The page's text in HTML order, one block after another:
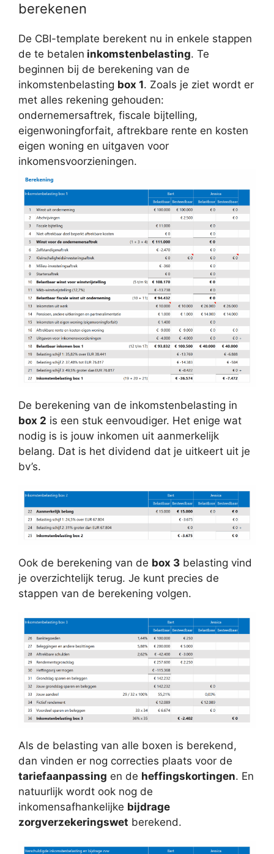
berekenen
De CBI-template berekent nu in enkele stappen
de te betalen inkomstenbelasting. Te
beginnen bij de berekening van de
inkomstenbelasting box 1. Zoals je ziet wordt er
met alles rekening gehouden:
ondernemersaftrek, fiscale bijtelling,
eigenwoningforfait, aftrekbare rente en kosten
eigen woning en uitgaven voor
inkomensvoorzieningen.
De berekening van de inkomstenbelasting in
box 2 is een stuk eenvoudiger. Het enige wat
nodig is is jouw inkomen uit aanmerkelijk
belang. Dat is het dividend dat je uitkeert uit je
bv’s.
Ook de berekening van de box 3 belasting vind
je overzichtelijk terug. Je kunt precies de
stappen van de berekening volgen.
Als de belasting van alle boxen is berekend,
dan vinden er nog correcties plaats voor de
tariefaanpassing en de heffingskortingen. En
natuurlijk wordt ook nog de
inkomensafhankelijke bijdrage
zorgverzekeringswet berekend.